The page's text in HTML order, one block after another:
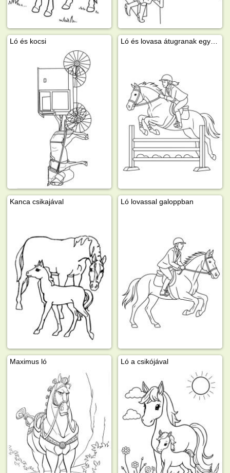
Ló és kocsi
Kanca csikajával Ló lovassal galoppban
Maximus ló Ló a csikójával